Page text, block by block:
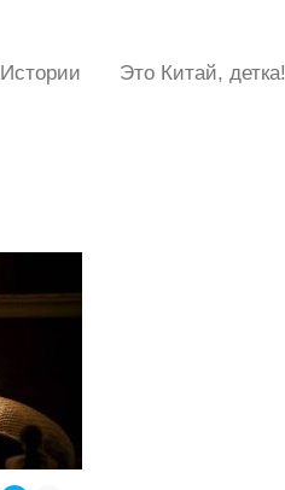
Истории Это Китай, детка!